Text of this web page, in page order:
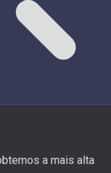
a mais alta